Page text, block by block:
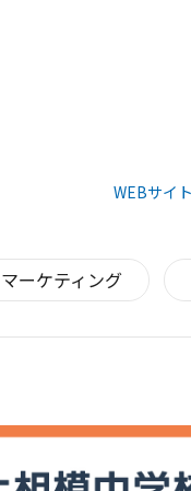
WEBサイ
マーケティング